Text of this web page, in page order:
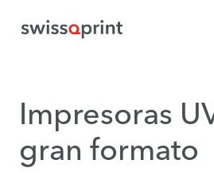
Impresoras
gran formato